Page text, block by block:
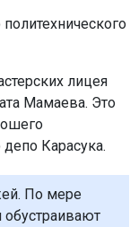
лицея
Мамаева. Это
Карасука.
По мере